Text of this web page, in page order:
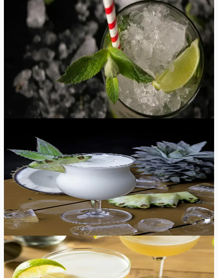
sisaldab ootamatult selliseid Kuuba komponente nagu
rumm, laim, piparmünt ja suhkur. Janukustutava joogi
valmistamiseks lisatakse segule veidi gaseeritud vett. See
vajab veidi rohkem vaeva kui teised segatud kokteilid,
sest värske piparmünt, laim ja suhkur tuleb kõigepealt
kokku segada, et nende maitseid vabastada. Meeldiv,
gaseeritud ja pisut magus rummijook on endiselt üks
populaarsemaid.
min
Pina Colada kokteil
See pina colada on nagu unistus klaasis: 25% magustoit,
75% troopiline puhkus. Lisaks sellele, et see on kiiresti ja
lihtsasti valmiv, maitseb see palju paremini, sest see on
tehtud värsketest koostisosadest.
5min
2tk
Lihtne
4.8Hinnang:(10)
Daiquiri kokteil